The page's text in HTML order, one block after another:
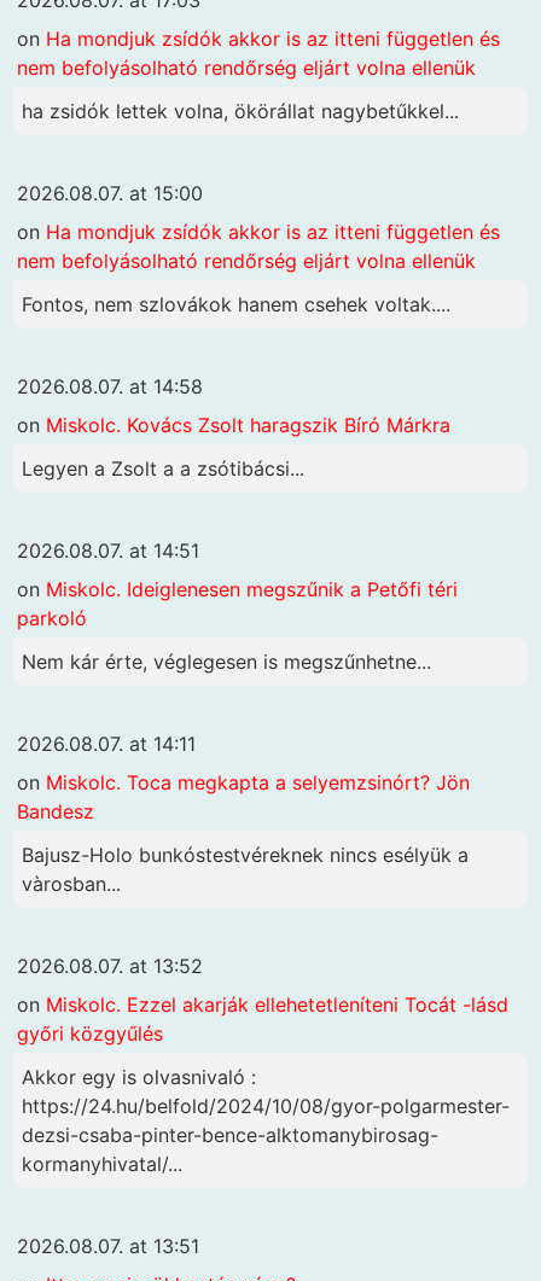
on Ha mondjuk zsídók akkor is az itteni független és
nem befolyásolható rendőrség eljárt volna ellenük
ha zsidók lettek volna, ökörállat nagybetűkkel...
2026.08.07. at 15:00
on Ha mondjuk zsídók akkor is az itteni független és
nem befolyásolható rendőrség eljárt volna ellenük
Fontos, nem szlovákok hanem csehek voltak....
2026.08.07. at 14:58
on Miskolc. Kovács Zsolt haragszik Bíró Márkra
Legyen a Zsolt a a zsótibácsi...
2026.08.07. at 14:51
on Miskolc. Ideiglenesen megszűnik a Petőfi téri
parkoló
Nem kár érte, véglegesen is megszűnhetne...
2026.08.07. at 14:11
on Miskolc. Toca megkapta a selyemzsinórt? Jön
Bandesz
Bajusz-Holo bunkóstestvéreknek nincs esélyük a
vàrosban...
2026.08.07. at 13:52
on Miskolc. Ezzel akarják ellehetetleníteni Tocát -lásd
győri közgyűlés
Akkor egy is olvasnivaló :
https://24.hu/belfold/2024/10/08/gyor-polgarmester-
dezsi-csaba-pinter-bence-alktomanybirosag-
kormanyhivatal/...
2026.08.07. at 13:51